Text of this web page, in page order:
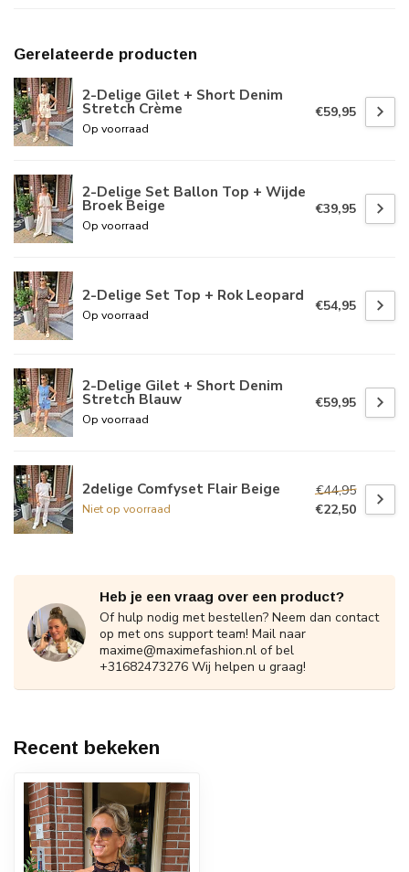
Gerelateerde producten
2-Delige Gilet + Short Denim
Stretch Crème
Op voorraad
€59,95
2-Delige Set Ballon Top + Wijde
Broek Beige
Op voorraad
€39,95
2-Delige Set Top + Rok Leopard
Op voorraad
€54,95
2-Delige Gilet + Short Denim
Stretch Blauw
Op voorraad
€59,95
2delige Comfyset Flair Beige
Niet op voorraad
€44,95
€22,50
Heb je een vraag over een product?
Of hulp nodig met bestellen? Neem dan contact
op met ons support team! Mail naar
maxime@maximefashion.nl of bel
+31682473276 Wij helpen u graag!
Recent bekeken